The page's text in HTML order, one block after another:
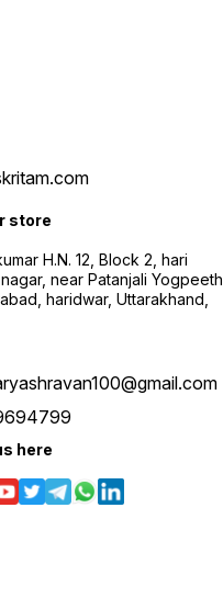
store
H.N. 12, Block 2, hari
near Patanjali Yogpeeth,
haridwar, Uttarakhand,
here